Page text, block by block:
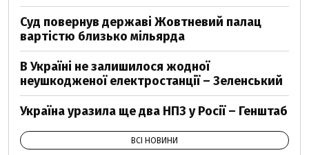
Суд повернув державі Жовтневий палац
вартістю близько мільярда
В Україні не залишилося жодної
неушкодженої електростанції – Зеленський
Україна уразила ще два НПЗ у Росії – Генштаб
ВСІ НОВИНИ